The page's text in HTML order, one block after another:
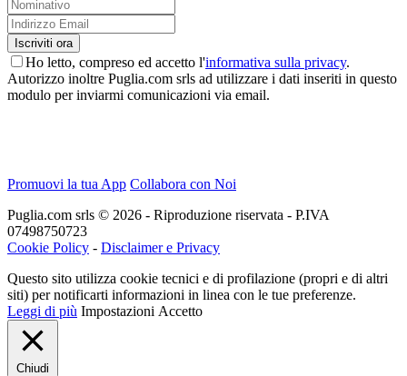
Ho letto, compreso ed accetto l'informativa sulla privacy.
Autorizzo inoltre Puglia.com srls ad utilizzare i dati inseriti in questo
modulo per inviarmi comunicazioni via email.
Promuovi la tua App Collabora con Noi
Puglia.com srls © 2026 - Riproduzione riservata - P.IVA
07498750723
Cookie Policy - Disclaimer e Privacy
Questo sito utilizza cookie tecnici e di profilazione (propri e di altri
siti) per notificarti informazioni in linea con le tue preferenze.
Leggi di più Impostazioni Accetto
Chiudi